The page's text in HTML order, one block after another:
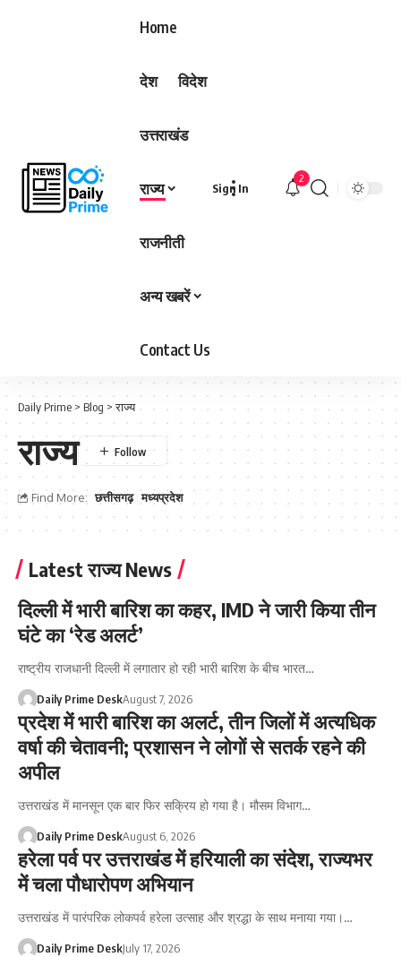
Home
देश विदेश
उत्तराखंड
राज्य
राजनीती
अन्य खबरें
Contact Us
Sign In
2
Daily Prime> Blog >राज्य
राज्य
Find More: छत्तीसगढ़ मध्यप्रदेश
Latest राज्य News
दिल्ली में भारी बारिश का कहर, IMD ने जारी किया तीन
घंटे का ‘रेड अलर्ट’
राष्ट्रीय राजधानी दिल्ली में लगातार हो रही भारी बारिश के बीच भारत…
Daily Prime DeskAugust 7, 2026
प्रदेश में भारी बारिश का अलर्ट, तीन जिलों में अत्यधिक
वर्षा की चेतावनी; प्रशासन ने लोगों से सतर्क रहने की
अपील
उत्तराखंड में मानसून एक बार फिर सक्रिय हो गया है। मौसम विभाग…
Daily Prime DeskAugust 6, 2026
हरेला पर्व पर उत्तराखंड में हरियाली का संदेश, राज्यभर
में चला पौधारोपण अभियान
उत्तराखंड में पारंपरिक लोकपर्व हरेला उत्साह और श्रद्धा के साथ मनाया गया।…
Daily Prime DeskJuly 17, 2026